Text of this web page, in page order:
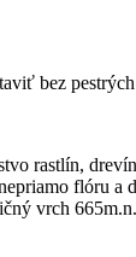
bez
rastlín,
flóru a
vrch